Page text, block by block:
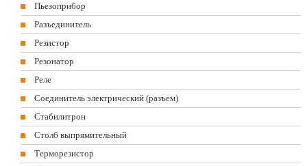
Пьезоприбор
Разъединитель
Резистор
Резонатор
Реле
Соединитель электрический (разъем)
Стабилитрон
Столб выпрямительный
Терморезистор